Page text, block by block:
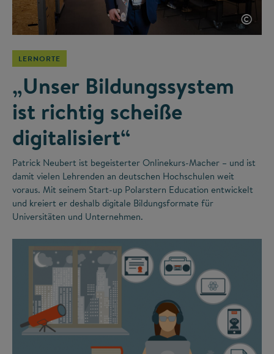
©
LERNORTE
„Unser Bildungssystem
ist richtig scheiße
digitalisiert“
Patrick Neubert ist begeisterter Onlinekurs-Macher – und ist
damit vielen Lehrenden an deutschen Hochschulen weit
voraus. Mit seinem Start-up Polarstern Education entwickelt
und kreiert er deshalb digitale Bildungsformate für
Universitäten und Unternehmen.